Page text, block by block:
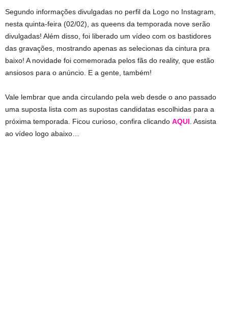
Segundo informações divulgadas no perfil da Logo no Instagram,
nesta quinta-feira (02/02), as queens da temporada nove serão
divulgadas! Além disso, foi liberado um vídeo com os bastidores
das gravações, mostrando apenas as selecionas da cintura pra
baixo! A novidade foi comemorada pelos fãs do reality, que estão
ansiosos para o anúncio. E a gente, também!
Vale lembrar que anda circulando pela web desde o ano passado
uma suposta lista com as supostas candidatas escolhidas para a
próxima temporada. Ficou curioso, confira clicando AQUI . Assista
ao vídeo logo abaixo…